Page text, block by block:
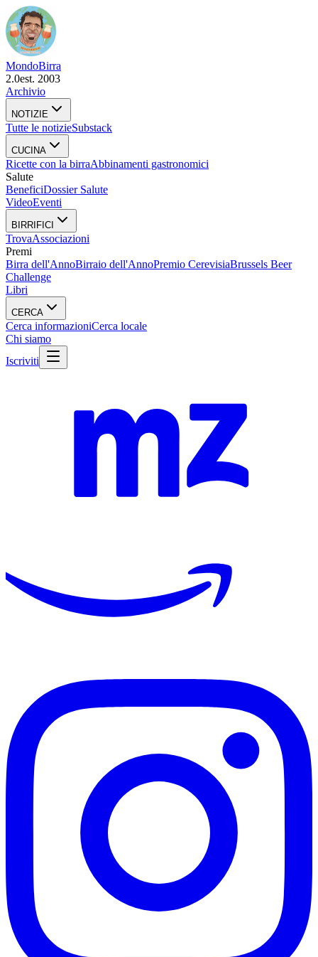
MondoBirra
2.0est. 2003
Archivio
NOTIZIE
Tutte le notizieSubstack
CUCINA
Ricette con la birraAbbinamenti gastronomici
Salute
BeneficiDossier Salute
VideoEventi
BIRRIFICI
TrovaAssociazioni
Premi
Birra dell'AnnoBirraio dell'AnnoPremio CerevisiaBrussels Beer
Challenge
Libri
CERCA
Cerca informazioniCerca locale
Chi siamo
Iscriviti